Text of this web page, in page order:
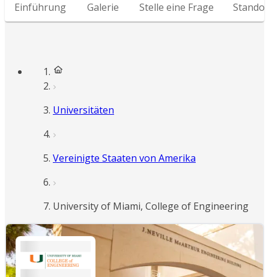
Einführung Galerie Stelle eine Frage
Universitäten
Vereinigte Staaten von Amerika
University of Miami, College of Engineering